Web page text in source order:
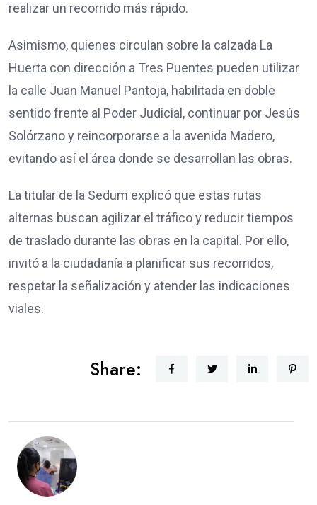
realizar un recorrido más rápido.
Asimismo, quienes circulan sobre la calzada La
Huerta con dirección a Tres Puentes pueden utilizar
la calle Juan Manuel Pantoja, habilitada en doble
sentido frente al Poder Judicial, continuar por Jesús
Solórzano y reincorporarse a la avenida Madero,
evitando así el área donde se desarrollan las obras.
La titular de la Sedum explicó que estas rutas
alternas buscan agilizar el tráfico y reducir tiempos
de traslado durante las obras en la capital. Por ello,
invitó a la ciudadanía a planificar sus recorridos,
respetar la señalización y atender las indicaciones
viales.
Share: